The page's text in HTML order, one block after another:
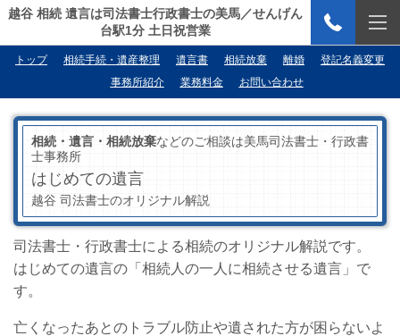
越谷 相続 遺言は司法書士行政書士の美馬／せんげん
台駅1分 土日祝営業
トップ 相続手続・遺産整理 遺言書 相続放棄 離婚
登記名義変更
事務所紹介
業務料金 お問い合わせ
相続・遺言・相続放棄などのご相談は美馬司法書士・行政書
士事務所
はじめての遺言
越谷 司法書士のオリジナル解説
司法書士・行政書士による相続のオリジナル解説です。
はじめての遺言の「相続人の一人に相続させる遺言」で
す。
亡くなったあとのトラブル防止や遺された方が困らないよ